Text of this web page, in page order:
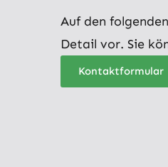
Auf den
Detail vor. Sie
Kontaktformular